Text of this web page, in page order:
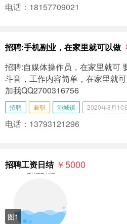
电话：18157709021
招聘:手机副业，在家里就可以做
招聘:自媒体操作员，在家里就可
斗音，工作内容简单，在家里就
加我QQ2700316756
招聘 兼职 沛城镇 2020年8月10
电话：13793121296
招聘工资日结 ￥5000
图1